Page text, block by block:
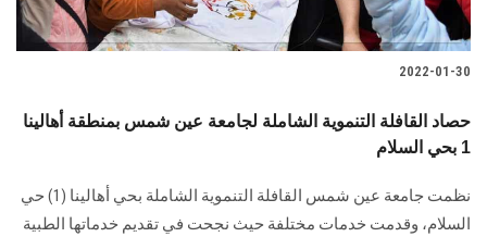
2022-01-30
حصاد القافلة التنموية الشاملة لجامعة عين شمس بمنطقة أهالينا
1 بحي السلام
نظمت جامعة عين شمس القافلة التنموية الشاملة بحي أهالينا (1) حي
السلام، وقدمت خدمات مختلفة حيث نجحت في تقديم خدماتها الطبية